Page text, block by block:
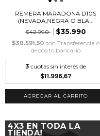
REMERA MARADONA D10S
(NEVADA,NEGRA O BLA...
$42.990
$35.990
$30.591,50 con Transferencia o
depósito bancario
3 cuotas sin interés de
$11.996,67
AGREGAR AL CARRITO
4X3 EN TODA LA
TIENDA!